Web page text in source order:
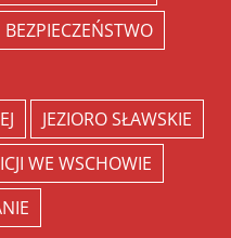
BEZPIECZEŃSTWO
JEZIORO SŁAWSKIE
WE WSCHOWIE